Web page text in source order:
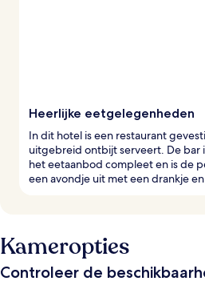
Heerlijke eetgelegenheden
In dit hotel is een restaurant
uitgebreid ontbijt serveert. De bar
het eetaanbod compleet en is de
een avondje uit met een drankje
Kameropties
Controleer de